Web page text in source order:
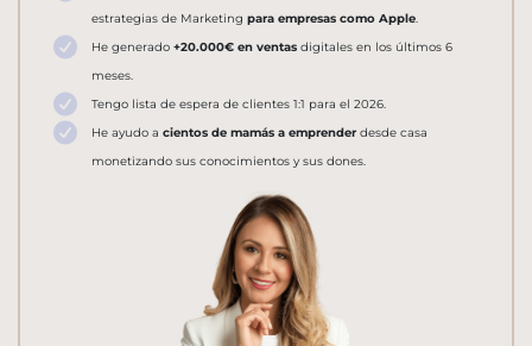
estrategias de Marketing para empresas como Apple.
He generado +20.000€ en ventas digitales en los últimos 6
meses.
Tengo lista de espera de clientes 1:1 para el 2026.
He ayudo a cientos de mamás a emprender desde casa
monetizando sus conocimientos y sus dones.